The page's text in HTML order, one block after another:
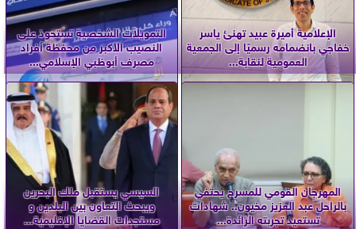
الإعلامية أميرة عبيد تهنئ ياسر
خفاجي بانضمامه رسميًا إلى الجمعية
العمومية لنقابة...
التمويلات الشخصية تستحوذ على
النصيب الأكبر من محفظة أفراد
مصرف أبوظبي الإسلامي...
المهرجان القومي للمسرح يحتفي
بالراحل عبد العزيز مخيون.. شهادات
تستعيد تجربته الرائدة...
السيسي يستقبل ملك البحرين
ويبحث التعاون بين البلدين و
مستجدات القضايا الإقليمية...